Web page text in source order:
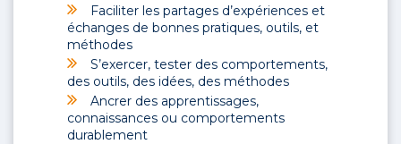
Faciliter les partages d’expériences et
échanges de bonnes pratiques, outils, et
méthodes
S’exercer, tester des comportements,
des outils, des idées, des méthodes
Ancrer des apprentissages,
connaissances ou comportements
durablement